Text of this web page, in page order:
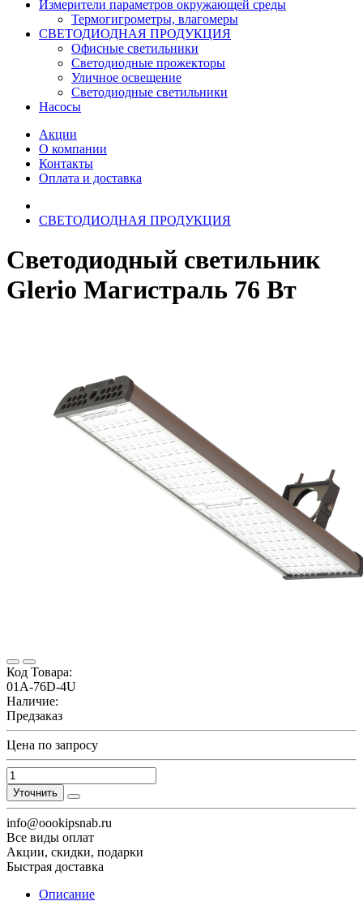
Измерители параметров окружающей среды
Термогигрометры, влагомеры
СВЕТОДИОДНАЯ ПРОДУКЦИЯ
Офисные светильники
Светодиодные прожекторы
Уличное освещение
Светодиодные светильники
Насосы
Акции
О компании
Контакты
Оплата и доставка
СВЕТОДИОДНАЯ ПРОДУКЦИЯ
Светодиодный светильник
Glerio Магистраль 76 Вт
Код Товара:
01A-76D-4U
Наличие:
Предзаказ
Цена по запросу
Уточнить
info@oookipsnab.ru
Все виды оплат
Акции, скидки, подарки
Быстрая доставка
Описание